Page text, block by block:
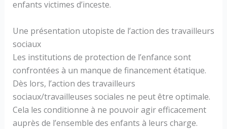
enfants victimes d’inceste.
Une présentation utopiste de l’action des travailleurs
sociaux
Les institutions de protection de l’enfance sont
confrontées à un manque de financement étatique.
Dès lors, l’action des travailleurs
sociaux/travailleuses sociales ne peut être optimale.
Cela les conditionne à ne pouvoir agir efficacement
auprès de l’ensemble des enfants à leurs charge.